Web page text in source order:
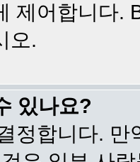
제어합니다.
오.
있나요?
정합니다.